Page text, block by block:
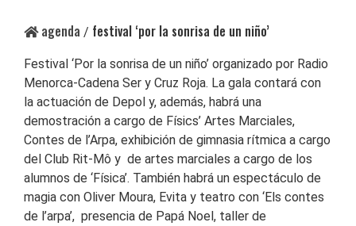
agenda / festival ‘por la sonrisa de un niño’
Festival ‘Por la sonrisa de un niño’ organizado por Radio
Menorca-Cadena Ser y Cruz Roja. La gala contará con
la actuación de Depol y, además, habrá una
demostración a cargo de Físics’ Artes Marciales,
Contes de l’Arpa, exhibición de gimnasia rítmica a cargo
del Club Rit-Mô y de artes marciales a cargo de los
alumnos de ‘Física’. También habrá un espectáculo de
magia con Oliver Moura, Evita y teatro con ‘Els contes
de l’arpa’, presencia de Papá Noel, taller de